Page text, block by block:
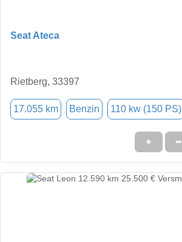
Seat Ateca
Rietberg, 33397
17.055 km Benzin 110 kw (150 PS)
★ ➦